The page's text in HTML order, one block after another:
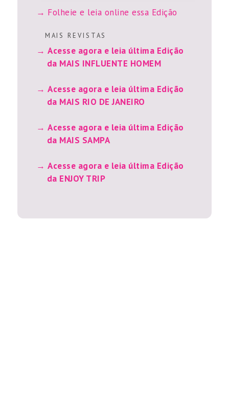
Folheie e leia online essa Edição
M A I S R E V I S T A S
Acesse agora e leia última Edição
da MAIS INFLUENTE HOMEM
Acesse agora e leia última Edição
da MAIS RIO DE JANEIRO
Acesse agora e leia última Edição
da MAIS SAMPA
Acesse agora e leia última Edição
da ENJOY TRIP